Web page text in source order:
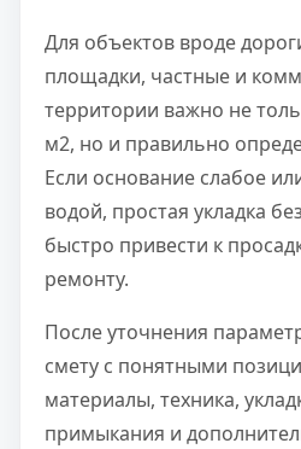
Для объектов вроде
площадки, частные и
территории важно не
м2, но и правильно
Если основание слабое
водой, простая укладка
быстро привести к
ремонту.
После уточнения
смету с понятными
материалы, техника,
примыкания и